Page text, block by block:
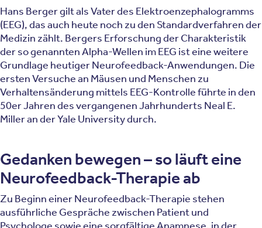
Hans Berger gilt als Vater des Elektroenzephalogramms
(EEG), das auch heute noch zu den Standardverfahren der
Medizin zählt. Bergers Erforschung der Charakteristik
der so genannten Alpha-Wellen im EEG ist eine weitere
Grundlage heutiger Neurofeedback-Anwendungen. Die
ersten Versuche an Mäusen und Menschen zu
Verhaltensänderung mittels EEG-Kontrolle führte in den
50er Jahren des vergangenen Jahrhunderts Neal E.
Miller an der Yale University durch.
Gedanken bewegen – so läuft eine
Neurofeedback-Therapie ab
Zu Beginn einer Neurofeedback-Therapie stehen
ausführliche Gespräche zwischen Patient und